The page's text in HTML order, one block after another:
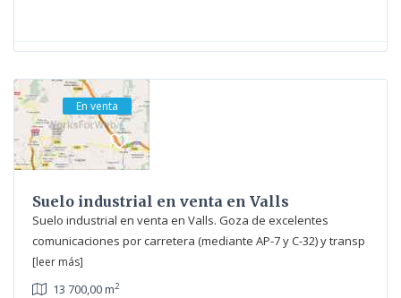
En venta
Suelo industrial en venta en Valls
Suelo industrial en venta en Valls. Goza de excelentes
comunicaciones por carretera (mediante AP-7 y C-32) y transp
[leer más]
13 700,00 m2